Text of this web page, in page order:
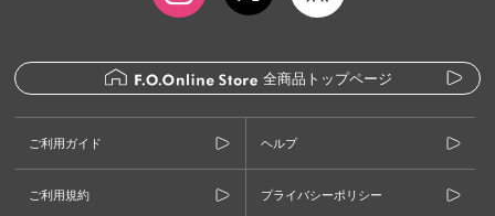
全商品トップページ
ご利用ガイド ヘルプ
ご利用規約 プライバシーポリシー